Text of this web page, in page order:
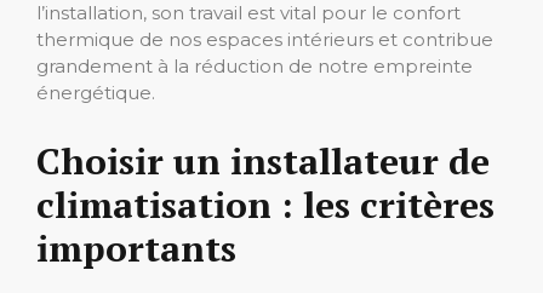
l’installation, son travail est vital pour le confort
thermique de nos espaces intérieurs et contribue
grandement à la réduction de notre empreinte
énergétique.
Choisir un installateur de
climatisation : les critères
importants